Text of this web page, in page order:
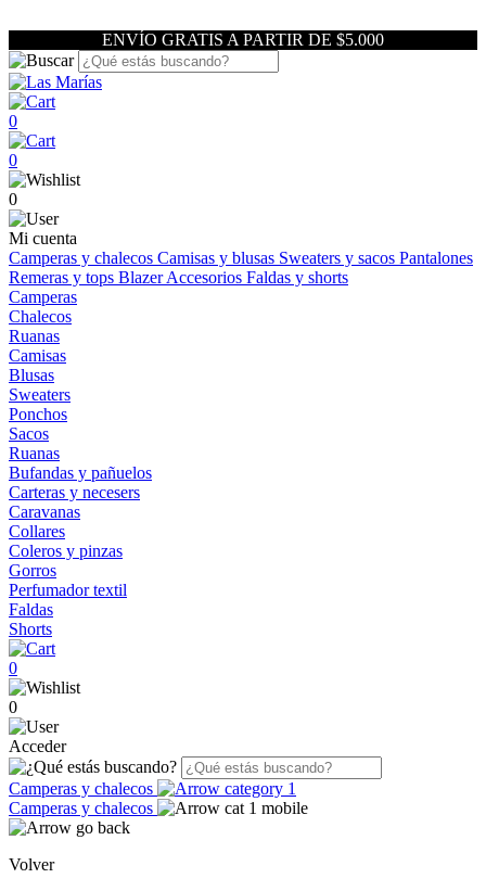
ENVÍO GRATIS A PARTIR DE $5.000
0
0
0
Mi cuenta
Camperas y chalecos Camisas y blusas Sweaters y sacos Pantalones
Remeras y tops BlazerAccesorios Faldas y shorts
Camperas
Chalecos
Ruanas
Camisas
Blusas
Sweaters
Ponchos
Sacos
Ruanas
Bufandas y pañuelos
Carteras y necesers
Caravanas
Collares
Coleros y pinzas
Gorros
Perfumador textil
Faldas
Shorts
0
0
Acceder
Camperas y chalecos
Camperas y chalecos
Volver